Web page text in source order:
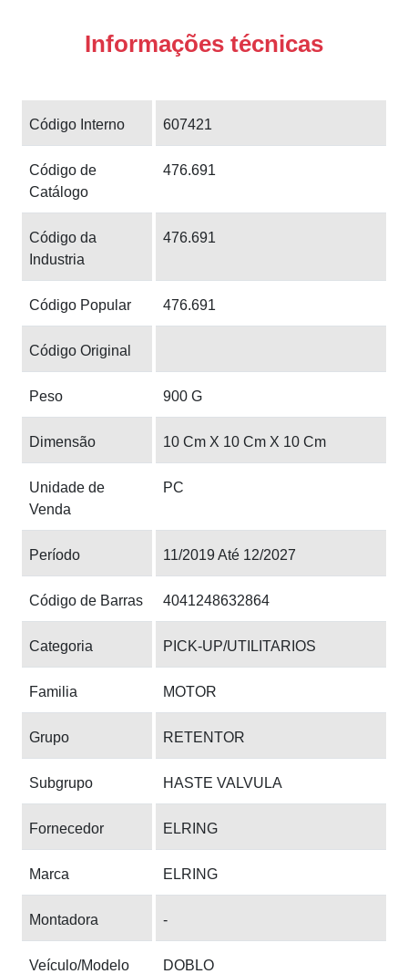
Informações técnicas
Código Interno 607421
Código de
Catálogo
476.691
Código da
Industria
476.691
Código Popular 476.691
Código Original
Peso 900 G
Dimensão 10 Cm X 10 Cm X 10 Cm
Unidade de
Venda
PC
Período 11/2019 Até 12/2027
Código de Barras 4041248632864
Categoria PICK-UP/UTILITARIOS
Familia MOTOR
Grupo RETENTOR
Subgrupo HASTE VALVULA
Fornecedor ELRING
Marca ELRING
Montadora -
Veículo/Modelo DOBLO